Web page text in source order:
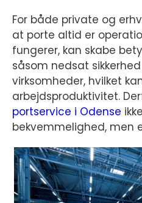
For både private og
at porte altid er
fungerer, kan skabe
såsom nedsat
virksomheder, hvilket
arbejdsproduktivitet.
portservice i Odense
bekvemmelighed, men